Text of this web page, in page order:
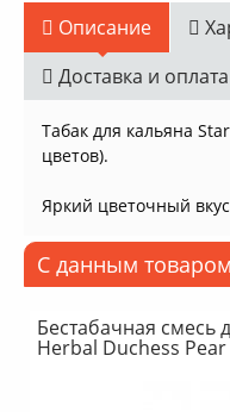
Описание
Доставка и оплата
Табак для кальяна
цветов).
Яркий цветочный
С данным
Бестабачная смесь
Herbal Duchess